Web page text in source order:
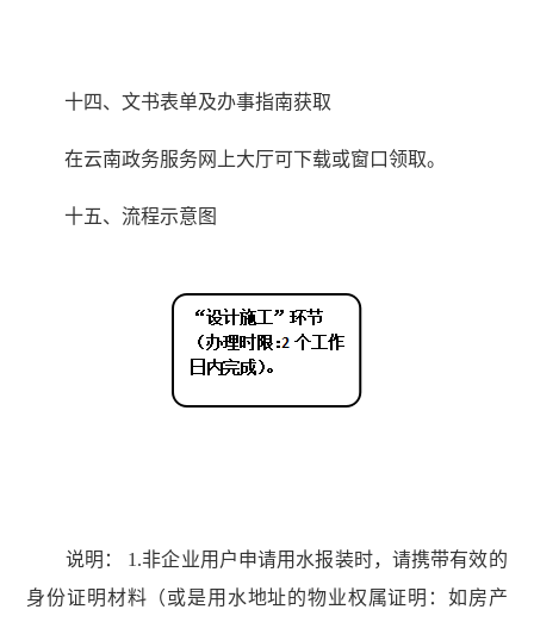
十四、文书表单及办事指南获取
在云南政务服务网上大厅可下载或窗口领取。
十五、流程示意图
说明： 1.非企业用户申请用水报装时，请携带有效的
身份证明材料（或是用水地址的物业权属证明：如房产